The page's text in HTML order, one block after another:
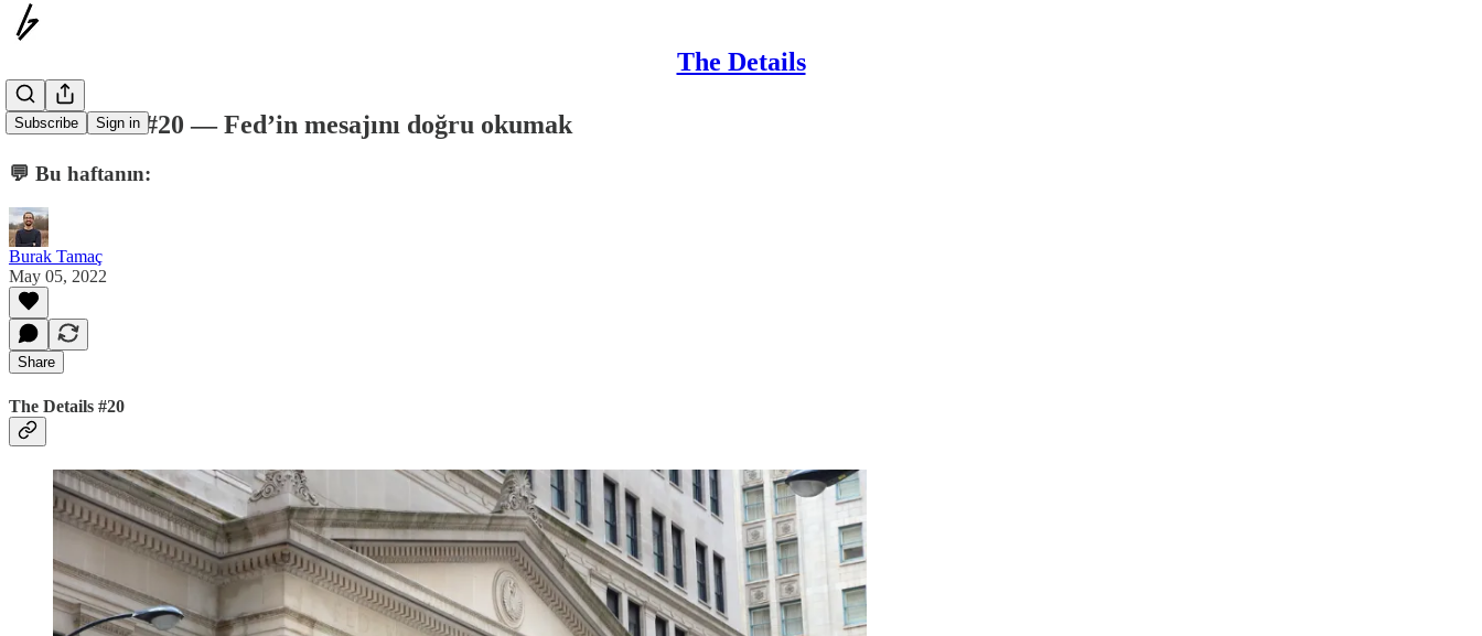
The Details
Subscribe Sign in
The Details #20 — Fed’in mesajını doğru okumak
💬 Bu haftanın:
Burak Tamaç
May 05, 2022
Share
The Details #20